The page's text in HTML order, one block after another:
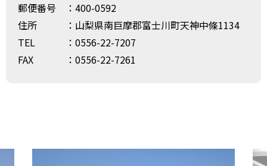
郵便番号
：400-0592
住所
：山梨県南巨摩郡富士川町天神中條1134
TEL
：0556-22-7207
FAX
：0556-22-7261